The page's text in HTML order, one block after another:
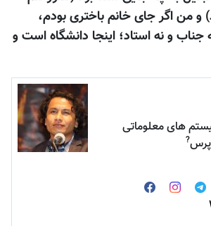
و من اگر جای خانم باختری بودم،
و نه استاد؛ اينجا دانشگاه است و
های معلوماتی
پرس?